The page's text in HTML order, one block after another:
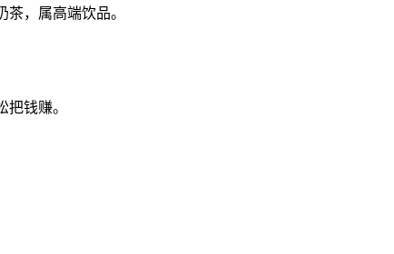
，属高端饮品。
钱赚。